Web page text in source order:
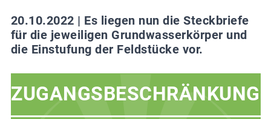
20.10.2022 | Es liegen nun die Steckbriefe
für die jeweiligen Grundwasserkörper und
die Einstufung der Feldstücke vor.
ZUGANGSBESCHRÄNKUNG